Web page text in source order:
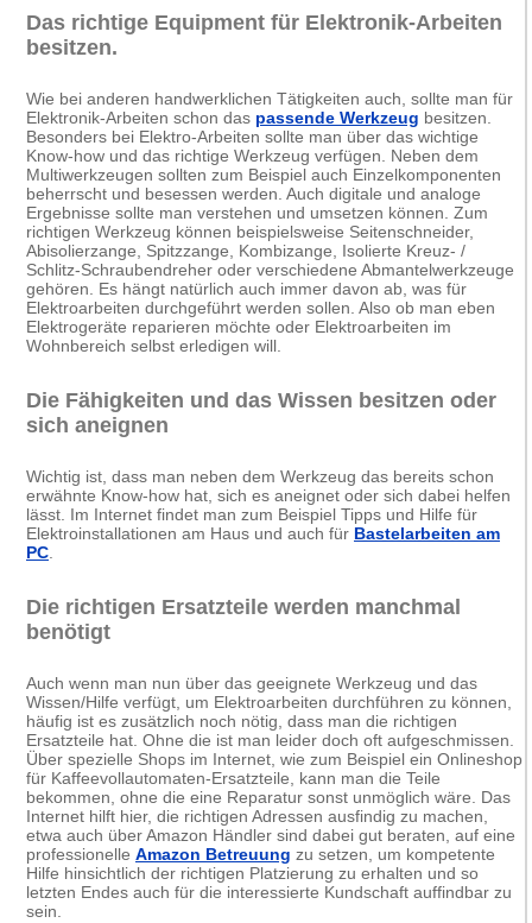
Das richtige Equipment für Elektronik-Arbeiten
besitzen.
Wie bei anderen handwerklichen Tätigkeiten auch, sollte man für
Elektronik-Arbeiten schon das passende Werkzeug besitzen.
Besonders bei Elektro-Arbeiten sollte man über das wichtige
Know-how und das richtige Werkzeug verfügen. Neben dem
Multiwerkzeugen sollten zum Beispiel auch Einzelkomponenten
beherrscht und besessen werden. Auch digitale und analoge
Ergebnisse sollte man verstehen und umsetzen können. Zum
richtigen Werkzeug können beispielsweise Seitenschneider,
Abisolierzange, Spitzzange, Kombizange, Isolierte Kreuz- /
Schlitz-Schraubendreher oder verschiedene Abmantelwerkzeuge
gehören. Es hängt natürlich auch immer davon ab, was für
Elektroarbeiten durchgeführt werden sollen. Also ob man eben
Elektrogeräte reparieren möchte oder Elektroarbeiten im
Wohnbereich selbst erledigen will.
Die Fähigkeiten und das Wissen besitzen oder
sich aneignen
Wichtig ist, dass man neben dem Werkzeug das bereits schon
erwähnte Know-how hat, sich es aneignet oder sich dabei helfen
lässt. Im Internet findet man zum Beispiel Tipps und Hilfe für
Elektroinstallationen am Haus und auch für Bastelarbeiten am
PC
Die richtigen Ersatzteile werden manchmal
benötigt
Auch wenn man nun über das geeignete Werkzeug und das
Wissen/Hilfe verfügt, um Elektroarbeiten durchführen zu können,
häufig ist es zusätzlich noch nötig, dass man die richtigen
Ersatzteile hat. Ohne die ist man leider doch oft aufgeschmissen.
Über spezielle Shops im Internet, wie zum Beispiel ein Onlineshop
für Kaffeevollautomaten-Ersatzteile, kann man die Teile
bekommen, ohne die eine Reparatur sonst unmöglich wäre. Das
Internet hilft hier, die richtigen Adressen ausfindig zu machen,
etwa auch über Amazon Händler sind dabei gut beraten, auf eine
professionelle Amazon Betreuung zu setzen, um kompetente
Hilfe hinsichtlich der richtigen Platzierung zu erhalten und so
letzten Endes auch für die interessierte Kundschaft auffindbar zu
sein.